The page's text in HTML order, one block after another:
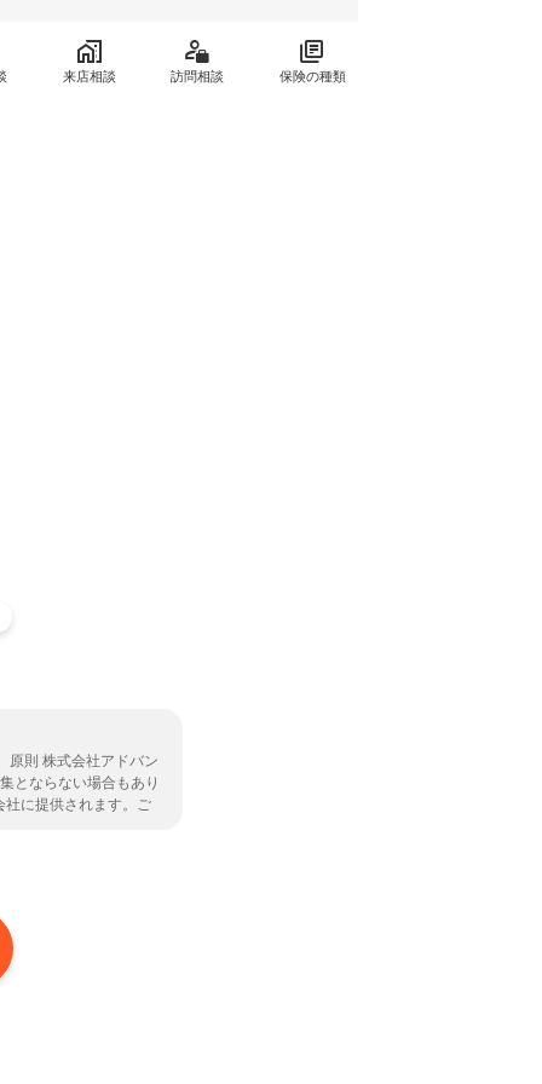
来店相談 訪問相談 保険の種類
原則 株式会社アドバン
とならない場合もあり
社に提供されます。ご